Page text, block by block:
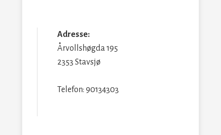
Adresse:
Årvollshøgda 195
2353 Stavsjø
Telefon: 90134303